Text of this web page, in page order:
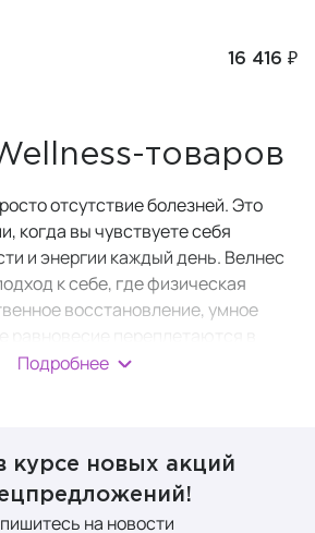
16 416 ₽
товаров
отсутствие болезней. Это
когда вы чувствуете себя
и энергии каждый день. Велнес
к себе, где физическая
восстановление, умное
сна до комплексных
и инвентаря для идеальной
Подробнее
курсе новых акций
на новости